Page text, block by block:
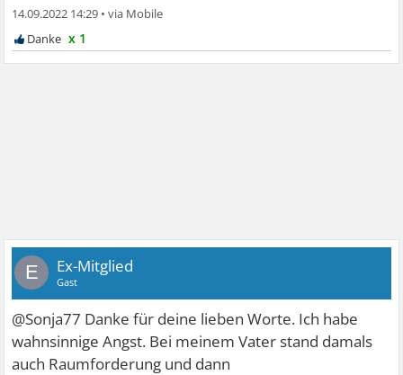
14.09.2022 14:29 •
x 1
E Ex-Mitglied
Gast
@Sonja77 Danke für deine lieben Worte. Ich habe
wahnsinnige Angst. Bei meinem Vater stand damals
auch Raumforderung und dann